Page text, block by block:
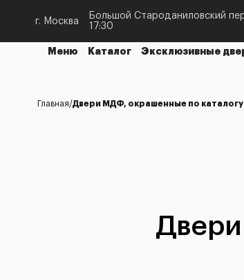
г. Москва
Большой Староданиловский
17:30
Меню Каталог Эксклюзивные
Главная Двери МДФ, окрашенные по каталогу